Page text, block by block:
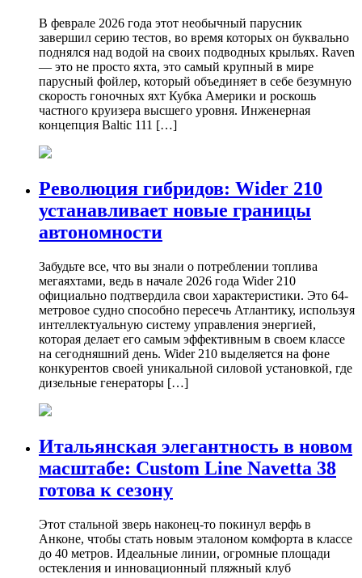
В феврале 2026 года этот необычный парусник
завершил серию тестов, во время которых он буквально
поднялся над водой на своих подводных крыльях. Raven
— это не просто яхта, это самый крупный в мире
парусный фойлер, который объединяет в себе безумную
скорость гоночных яхт Кубка Америки и роскошь
частного круизера высшего уровня. Инженерная
концепция Baltic 111 […]
Революция гибридов: Wider 210
устанавливает новые границы
автономности
Забудьте все, что вы знали о потреблении топлива
мегаяхтами, ведь в начале 2026 года Wider 210
официально подтвердила свои характеристики. Это 64-
метровое судно способно пересечь Атлантику, используя
интеллектуальную систему управления энергией,
которая делает его самым эффективным в своем классе
на сегодняшний день. Wider 210 выделяется на фоне
конкурентов своей уникальной силовой установкой, где
дизельные генераторы […]
Итальянская элегантность в новом
масштабе: Custom Line Navetta 38
готова к сезону
Этот стальной зверь наконец-то покинул верфь в
Анконе, чтобы стать новым эталоном комфорта в классе
до 40 метров. Идеальные линии, огромные площади
остекления и инновационный пляжный клуб